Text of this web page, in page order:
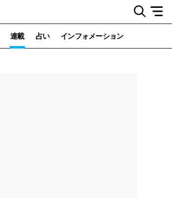
連載 占い インフォメーション